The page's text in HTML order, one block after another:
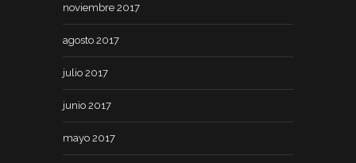
noviembre 2017
agosto 2017
julio 2017
junio 2017
mayo 2017